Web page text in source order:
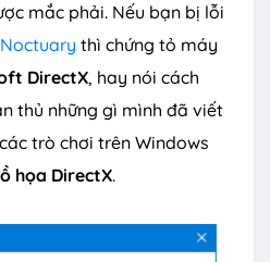
mắc phải. Nếu bạn bị lỗi
Noctuary thì chứng tỏ máy
DirectX, hay nói cách
thủ những gì mình đã viết
trò chơi trên Windows
họa DirectX.